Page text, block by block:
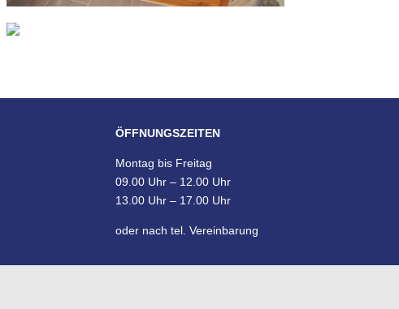
ÖFFNUNGSZEITEN
Montag bis Freitag
09.00 Uhr – 12.00 Uhr
13.00 Uhr – 17.00 Uhr
oder nach tel. Vereinbarung